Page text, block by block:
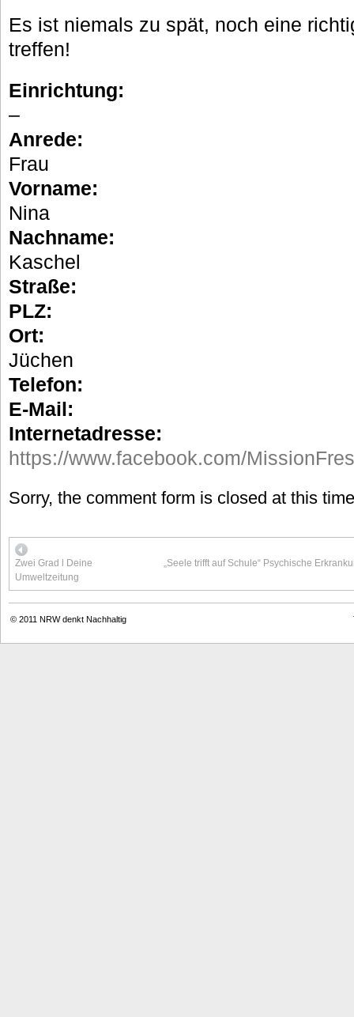
Es ist niemals zu spät, noch eine
treffen!
Einrichtung:
–
Anrede:
Frau
Vorname:
Nina
Nachname:
Kaschel
Straße:
PLZ:
Ort:
Jüchen
Telefon:
E-Mail:
Internetadresse:
https://www.facebook.com/
Sorry, the comment form is closed at this
Zwei Grad l Deine
Umweltzeitung
„Seele trifft auf Schule“ Psychische
© 2011 NRW denkt Nachhaltig